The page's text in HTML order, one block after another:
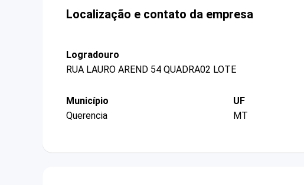
Localização e contato da empresa
Logradouro
RUA LAURO AREND 54 QUADRA02 LOTE
Município
Querencia
UF
MT